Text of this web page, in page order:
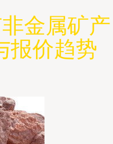
金属矿产
报价趋势